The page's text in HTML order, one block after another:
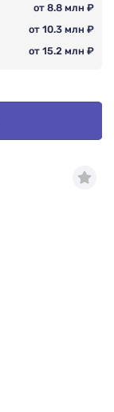
от 8.8 млн ₽
от 10.3 млн ₽
от 15.2 млн ₽